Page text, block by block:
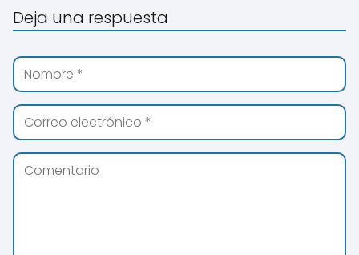
Deja una respuesta